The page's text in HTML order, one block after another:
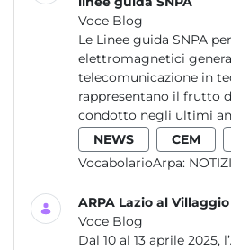
Voce Blog
Le Linee guida SNPA
elettromagnetici
telecomunicazione in
rappresentano il frutto
condotto negli ultimi
NEWS
CEM
VocabolarioArpa:
ARPA Lazio al
Voce Blog
Dal 10 al 13 aprile 2025,